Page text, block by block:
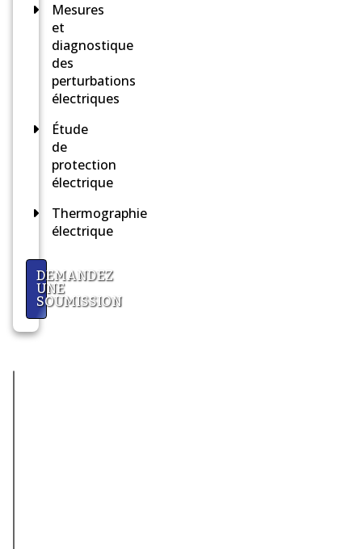
Mesures
et
diagnostique
des
perturbations
électriques
Étude
de
protection
électrique
Thermographie
électrique
DEMANDEZ
UNE
SOUMISSION